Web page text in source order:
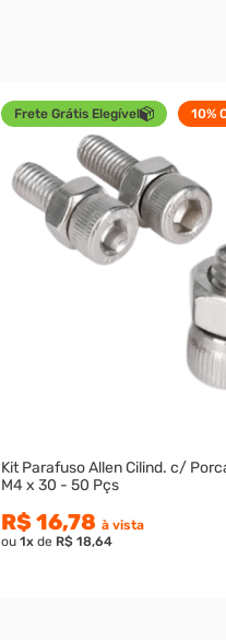
Frete Grátis Elegível 10%
Kit Parafuso Allen Cilind. c/
M4 x 30 - 50 Pçs
R$ 16,78 à vista
ou 1xde R$ 18,64